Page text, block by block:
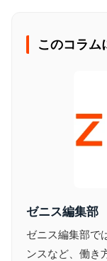
このコラム
ゼニス編集部
ゼニス編集部で
ンスなど、働き